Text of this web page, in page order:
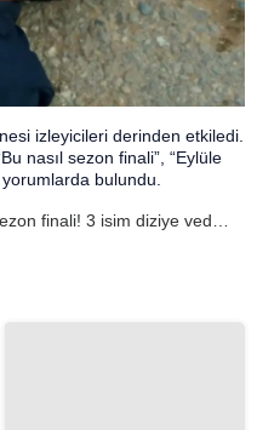
izleyicileri derinden etkiledi.
nasıl sezon finali”, “Eylüle
bulundu.
finali! 3 isim diziye veda